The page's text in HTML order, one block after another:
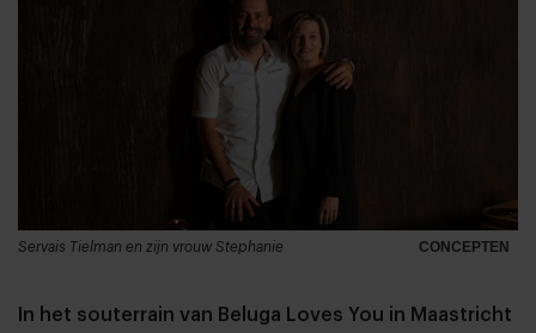
CONCEPTEN
Servais Tielman en zijn vrouw Stephanie
In het souterrain van Beluga Loves You in Maastricht